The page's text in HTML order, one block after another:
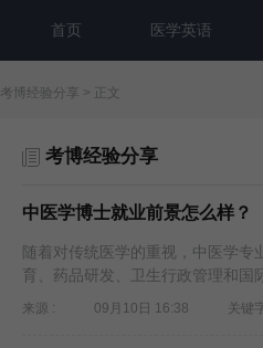
首页 医学英语
考博经验分享 > 正文
考博经验分享
中医学博士就业前景怎么样？
随着对传统医学的重视，中医学
育、药品研发、卫生行政管理和
来源 : 09月10日 16:38 关键